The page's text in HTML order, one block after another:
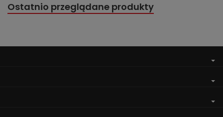
Ostatnio przeglądane produkty